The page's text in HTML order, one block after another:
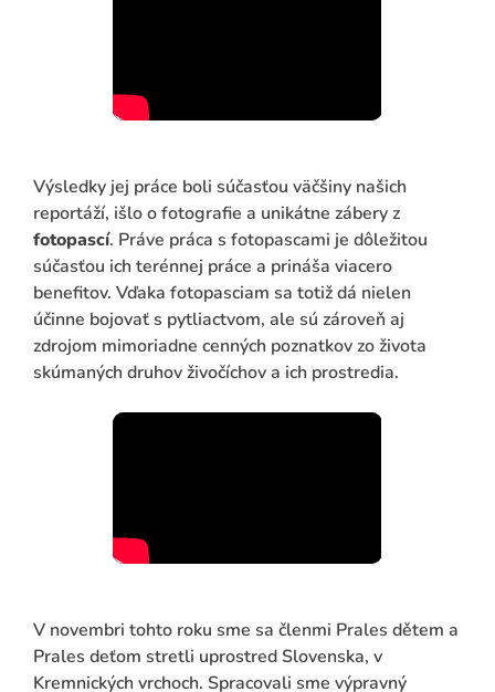
Výsledky jej práce boli súčasťou väčšiny našich
reportáží, išlo o fotografie a unikátne zábery z
fotopascí. Práve práca s fotopascami je dôležitou
súčasťou ich terénnej práce a prináša viacero
benefitov. Vďaka fotopasciam sa totiž dá nielen
účinne bojovať s pytliactvom, ale sú zároveň aj
zdrojom mimoriadne cenných poznatkov zo života
skúmaných druhov živočíchov a ich prostredia.
V novembri tohto roku sme sa členmi Prales dětem a
Prales deťom stretli uprostred Slovenska, v
Kremnických vrchoch. Spracovali sme výpravný